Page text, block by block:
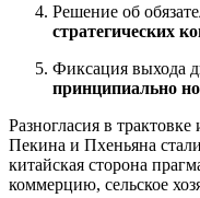
Решение об
стратегических
Фиксация выхода
принципиально
Разногласия в
Пекина и Пхеньяна
китайская сторона
коммерцию, сельское